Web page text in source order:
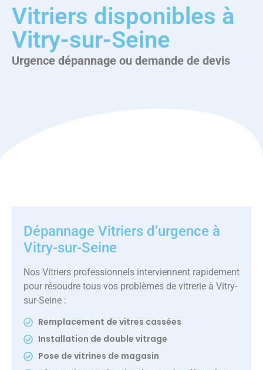
Vitriers disponibles à
Vitry-sur-Seine
Urgence dépannage ou demande de devis
Dépannage Vitriers d’urgence à
Vitry-sur-Seine
Nos Vitriers professionnels interviennent rapidement
pour résoudre tous vos problèmes de vitrerie à Vitry-
sur-Seine :
Remplacement de vitres cassées
Installation de double vitrage
Pose de vitrines de magasin